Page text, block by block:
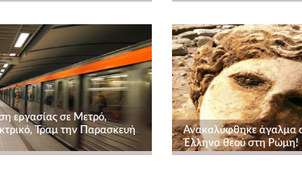
εργασίας σε Μετρό,
Τραμ την Παρασκευή
Ανακαλύφθηκε άγαλμα
Έλληνα θεού στη Ρώμη!